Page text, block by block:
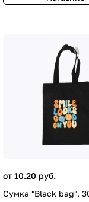
от 10.20 руб.
Сумка "Black bag",